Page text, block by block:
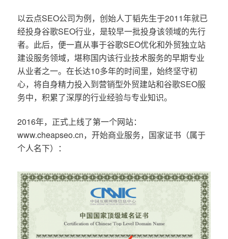
以云点SEO公司为例，创始人丁韬先生于2011年就已
经投身谷歌SEO行业，是较早一批投身该领域的先行
者。此后，便一直从事于谷歌SEO优化和外贸独立站
建设服务领域，堪称国内该行业技术服务的早期专业
从业者之一。在长达10多年的时间里，始终坚守初
心，将自身精力投入到营销型外贸建站和谷歌SEO服
务中，积累了深厚的行业经验与专业知识。
2016年，正式上线了第一个网站：
www.cheapseo.cn，开始商业服务，国家证书（属于
个人名下）：